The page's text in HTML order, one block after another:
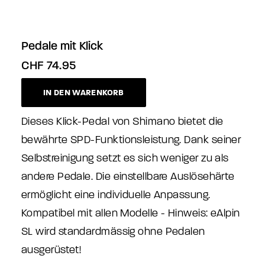
Pedale mit Klick
CHF 74.95
IN DEN WARENKORB
Dieses Klick-Pedal von Shimano bietet die
bewährte SPD-Funktionsleistung. Dank seiner
Selbstreinigung setzt es sich weniger zu als
andere Pedale. Die einstellbare Auslösehärte
ermöglicht eine individuelle Anpassung.
Kompatibel mit allen Modelle - Hinweis: eAlpin
SL wird standardmässig ohne Pedalen
ausgerüstet!